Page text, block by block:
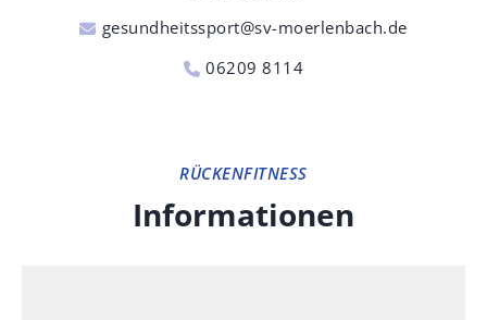
gesundheitssport@sv-moerlenbach.de
06209 8114
RÜCKENFITNESS
Informationen